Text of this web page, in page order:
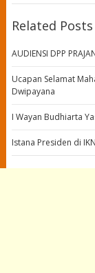
Related Posts
AUDIENSI DPP
Ucapan Selamat
Dwipayana
I Wayan Budhiarta
Istana Presiden di